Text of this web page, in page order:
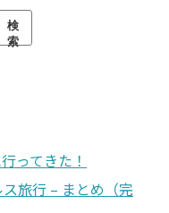
検
索
ってきた！
旅行 – まとめ（完